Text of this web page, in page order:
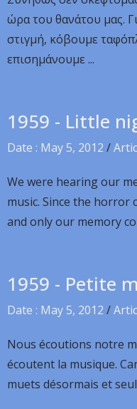
ώρα του θανάτου μας.
στιγμή, κόβουμε
επισημάνουμε ...
1959 - Little
Date : May 5, 2012 /
We were hearing our
music. Since the horror
and only our memory
1959 - Petite
Date : May 5, 2012 /
Nous écoutions notre
écoutent la musique.
muets désormais et